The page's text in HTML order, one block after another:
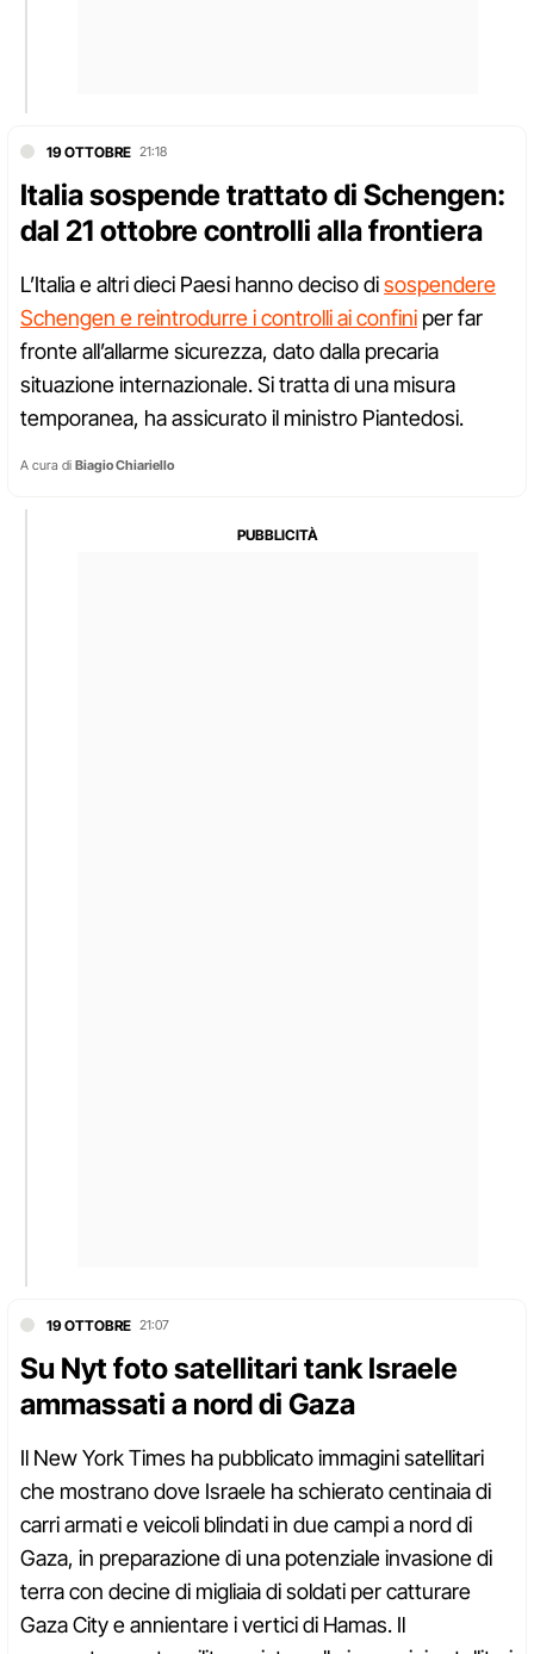
19 OTTOBRE 21:18
Italia sospende trattato di Schengen:
dal 21 ottobre controlli alla frontiera
L’Italia e altri dieci Paesi hanno deciso disospendere
Schengen e reintrodurre i controlli ai confini per far
fronte all’allarme sicurezza, dato dalla precaria
situazione internazionale. Si tratta di una misura
temporanea, ha assicurato il ministro Piantedosi.
A cura di Biagio Chiariello
19 OTTOBRE 21:07
Su Nyt foto satellitari tank Israele
ammassati a nord di Gaza
Il New York Times ha pubblicato immagini satellitari
che mostrano dove Israele ha schierato centinaia di
carri armati e veicoli blindati in due campi a nord di
Gaza, in preparazione di una potenziale invasione di
terra con decine di migliaia di soldati per catturare
Gaza City e annientare i vertici di Hamas. Il